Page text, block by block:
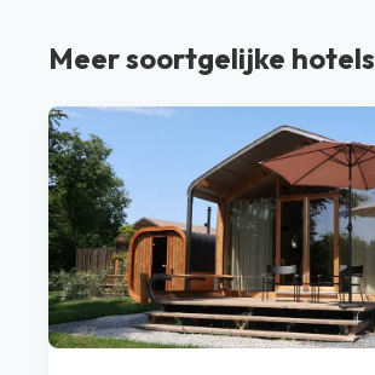
Meer soortgelijke hotels